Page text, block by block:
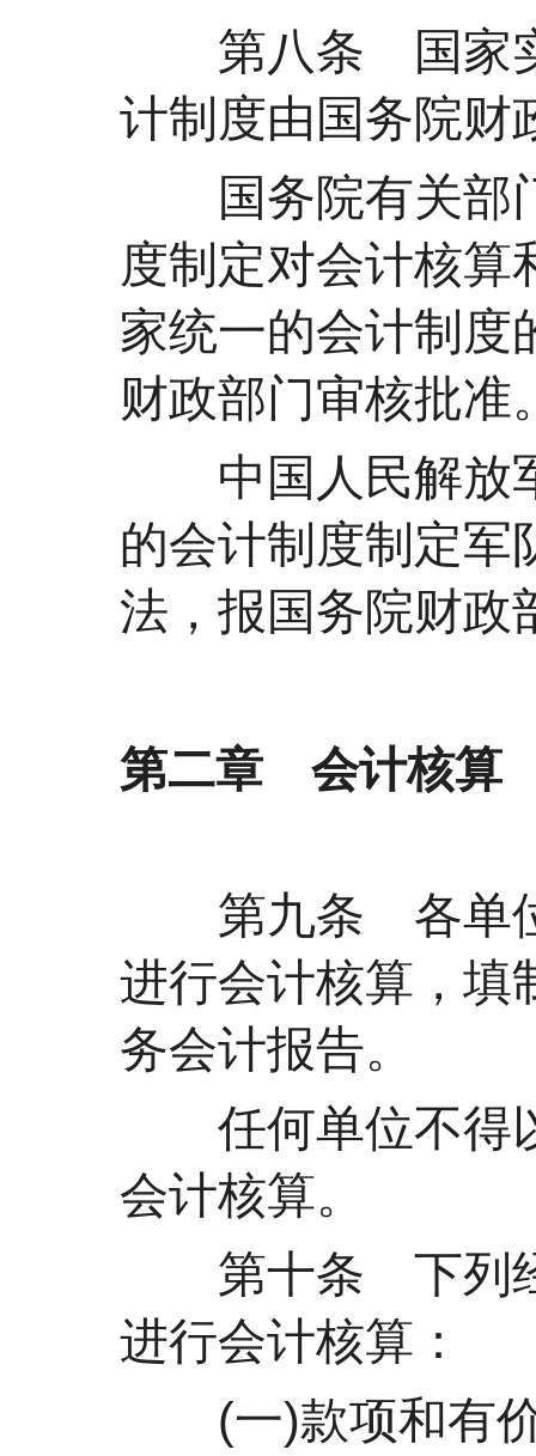
第八条 国家实
计制度由国务院财
国务院有关部门
度制定对会计核算
家统一的会计制度
财政部门审核批准
中国人民解放军
的会计制度制定军
法，报国务院财政
第二章 会计核算
第九条 各单位
进行会计核算，填
务会计报告。
任何单位不得以
会计核算。
第十条 下列经
进行会计核算：
(一)款项和有价